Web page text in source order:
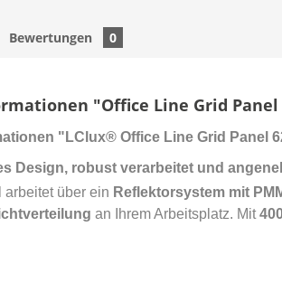
Bewertungen 0
"Office Line Grid Panel
"LClux® Office Line Grid Panel
Design, robust verarbeitet und
arbeitet über ein Reflektorsystem mit
an Ihrem Arbeitsplatz. Mit